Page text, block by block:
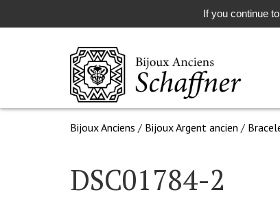
Bijoux Anciens / Bijoux Argent ancien /
DSC01784-2
If you continue